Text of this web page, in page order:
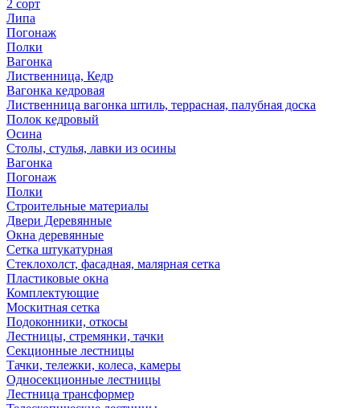
2 сорт
Липа
Погонаж
Полки
Вагонка
Лиственница, Кедр
Вагонка кедровая
Лиственница вагонка штиль, террасная, палубная доска
Полок кедровый
Осина
Столы, стулья, лавки из осины
Вагонка
Погонаж
Полки
Строительные материалы
Двери Деревянные
Окна деревянные
Сетка штукатурная
Стеклохолст, фасадная, малярная сетка
Пластиковые окна
Комплектующие
Москитная сетка
Подоконники, откосы
Лестницы, стремянки, тачки
Секционные лестницы
Тачки, тележки, колеса, камеры
Односекционные лестницы
Лестница трансформер